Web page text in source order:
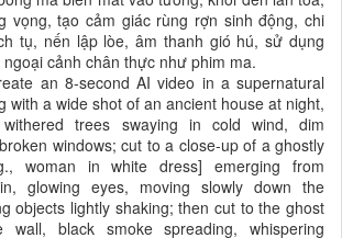
vọng, tạo cảm giác rùng rợn sinh động, chi
tụ, nến lập lòe, âm thanh gió hú, sử dụng
cảnh chân thực như phim ma.
an 8-second AI video in a supernatural
with a wide shot of an ancient house at night,
trees swaying in cold wind, dim
windows; cut to a close-up of a ghostly
woman in white dress] emerging from
glowing eyes, moving slowly down the
objects lightly shaking; then cut to the ghost
wall, black smoke spreading, whispering